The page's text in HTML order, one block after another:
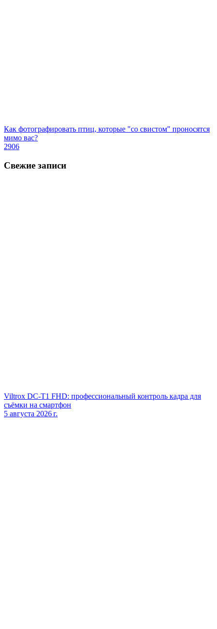
Как фотографировать птиц, которые "со свистом" проносятся
мимо вас?
2906
Свежие записи
Viltrox DC‑T1 FHD: профессиональный контроль кадра для
съёмки на смартфон
5 августа 2026 г.